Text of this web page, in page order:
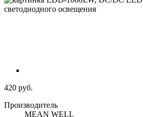
420 руб.
Производитель
MEAN WELL